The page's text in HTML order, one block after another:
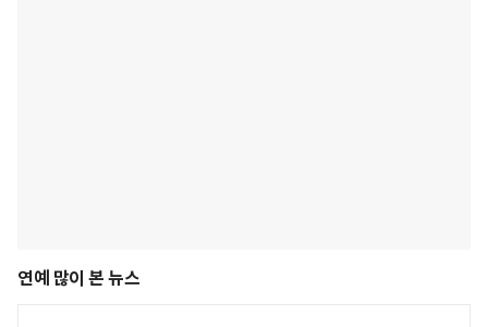
연예 많이 본 뉴스